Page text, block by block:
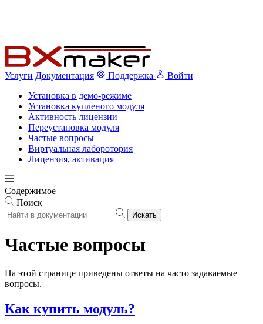
Услуги Документация Поддержка
Войти
Установка в демо-режиме
Установка купленого модуля
Активность лицензии
Переустановка модуля
Частые вопросы
Виртуальная лаборотория
Лицензия, активация
Содержимое
Поиск
Искать
Частые вопросы
На этой странице приведены ответы на часто задаваемые
вопросы.
Как купить модуль?